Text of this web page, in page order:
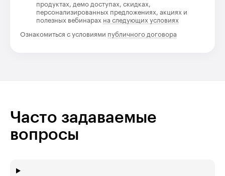
продуктах, демо доступах, скидках,
персонализированных предложениях, акциях и
полезных вебинарах на следующих условиях
Ознакомиться с условиями публичного договора
Часто задаваемые
вопросы